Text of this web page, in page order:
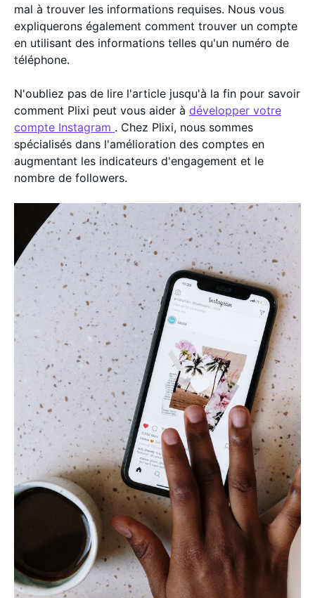
mal à trouver les informations requises. Nous vous
expliquerons également comment trouver un compte
en utilisant des informations telles qu'un numéro de
téléphone.
N'oubliez pas de lire l'article jusqu'à la fin pour savoir
comment Plixi peut vous aider à développer votre
compte Instagram . Chez Plixi, nous sommes
spécialisés dans l'amélioration des comptes en
augmentant les indicateurs d'engagement et le
nombre de followers.